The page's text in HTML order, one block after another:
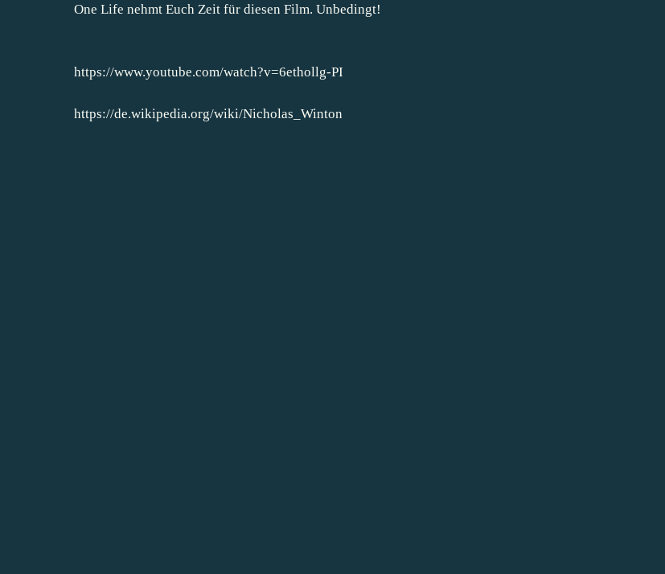
One Life nehmt Euch Zeit für diesen Film. Unbedingt!
https://www.youtube.com/watch?v=6ethollg-PI
https://de.wikipedia.org/wiki/Nicholas_Winton